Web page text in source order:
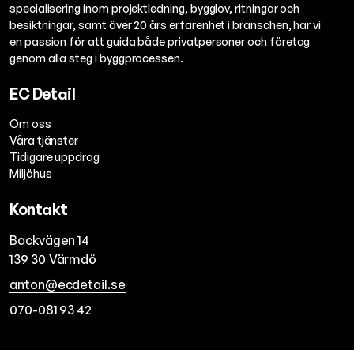
specialisering inom projektledning, bygglov, ritningar och
besiktningar, samt över 20 års erfarenhet i branschen, har vi
en passion för att guida både privatpersoner och företag
genom alla steg i byggprocessen.
EC Detail
Om oss
Våra tjänster
Tidigare uppdrag
Miljöhus
Kontakt
Backvägen 14
139 30 Värmdö
anton@ecdetail.se
070-081 93 42